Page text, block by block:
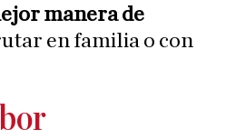
manera de
en familia o con